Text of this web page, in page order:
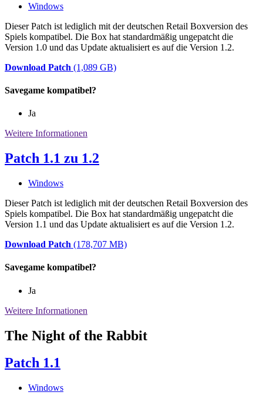
Windows
Dieser Patch ist lediglich mit der deutschen Retail Boxversion des
Spiels kompatibel. Die Box hat standardmäßig ungepatcht die
Version 1.0 und das Update aktualisiert es auf die Version 1.2.
Download Patch (1,089 GB)
Savegame kompatibel?
Ja
Weitere Informationen
Patch 1.1 zu 1.2
Windows
Dieser Patch ist lediglich mit der deutschen Retail Boxversion des
Spiels kompatibel. Die Box hat standardmäßig ungepatcht die
Version 1.1 und das Update aktualisiert es auf die Version 1.2.
Download Patch (178,707 MB)
Savegame kompatibel?
Ja
Weitere Informationen
The Night of the Rabbit
Patch 1.1
Windows